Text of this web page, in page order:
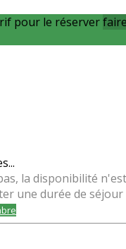
pour le réserver
la disponibilité
une durée de